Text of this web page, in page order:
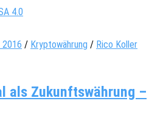
4.0
2016 / Kryptowährung / Rico Koller
als Zukunfts­wäh­rung –